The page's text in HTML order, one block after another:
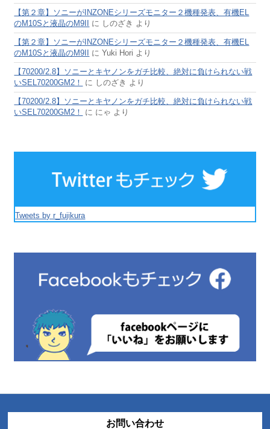
【第２章】ソニーがINZONEシリーズモニター２機種発表、有機EL
のM10Sと液晶のM9II
に しのざき より
【第２章】ソニーがINZONEシリーズモニター２機種発表、有機EL
のM10Sと液晶のM9II
にYuki Hori より
【70200/2.8】ソニーとキヤノンをガチ比較、絶対に負けられない戦
いSEL70200GM2！
に しのざき より
【70200/2.8】ソニーとキヤノンをガチ比較、絶対に負けられない戦
いSEL70200GM2！
に にゃ より
Tweets by r_fujikura
お問い合わせ